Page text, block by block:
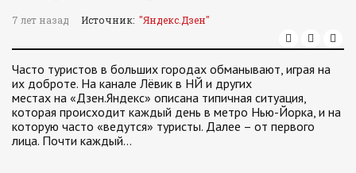
7 лет назад Источник: "Яндекс.Дзен"
Часто туристов в больших городах обманывают, играя на
их доброте. На канале Лёвик в НЙ и других
местах на «Дзен.Яндекс» описана типичная ситуация,
которая происходит каждый день в метро Нью-Йорка, и на
которую часто «ведутся» туристы. Далее – от первого
лица. Почти каждый…